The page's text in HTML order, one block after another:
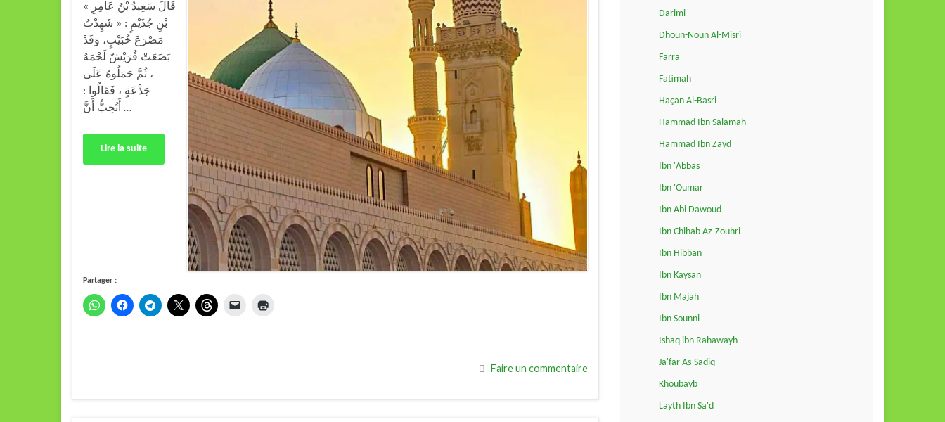
« قَالَ سَعِيدُ بْنُ عَامِرِ
بْنِ جُذَيْمٍ : « شَهِدْتُ
مَصْرَعَ خُبَيْبٍ، وَقَدْ
بَضَعَتْ قُرَيْشٌ لَحْمَهُ
، ثُمَّ حَمَلُوهُ عَلَى
جَذْعَةٍ ، فَقَالُوا :
أَتُحِبُّ أَنَّ …
Lire la suite
Partager :
Faire un commentaire
Darimi
Dhoun-Noun Al-Misri
Farra
Fatimah
Haçan Al-Basri
Hammad Ibn Salamah
Hammad Ibn Zayd
Ibn 'Abbas
Ibn 'Oumar
Ibn Abi Dawoud
Ibn Chihab Az-Zouhri
Ibn Hibban
Ibn Kaysan
Ibn Majah
Ibn Sounni
Ishaq ibn Rahawayh
Ja'far As-Sadiq
Khoubayb
Layth Ibn Sa'd